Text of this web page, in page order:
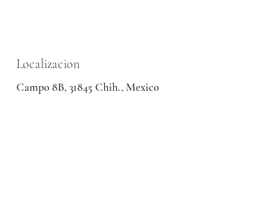
Localizacion
Campo 8B, 31845 Chih., Mexico